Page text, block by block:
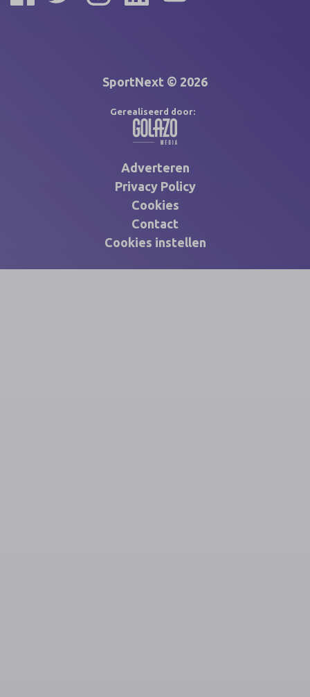
SportNext © 2026
Gerealiseerd door:
Adverteren
Privacy Policy
Cookies
Contact
Cookies instellen